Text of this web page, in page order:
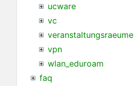
ucware
vc
veranstaltungsraeume
vpn
wlan_eduroam
faq